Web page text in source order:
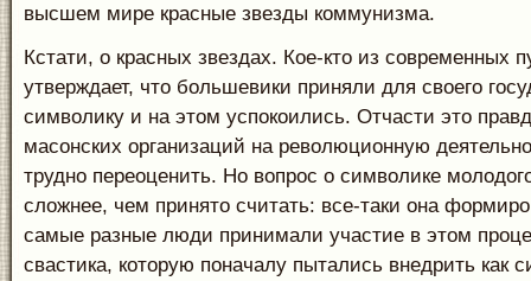
высшем мире красные звезды коммунизма.
Кстати, о красных звездах. Кое-кто из современных
утверждает, что большевики приняли для своего
символику и на этом успокоились. Отчасти это
масонских организаций на революционную
трудно переоценить. Но вопрос о символике
сложнее, чем принято считать: все-таки она
самые разные люди принимали участие в этом
свастика, которую поначалу пытались внедрить как